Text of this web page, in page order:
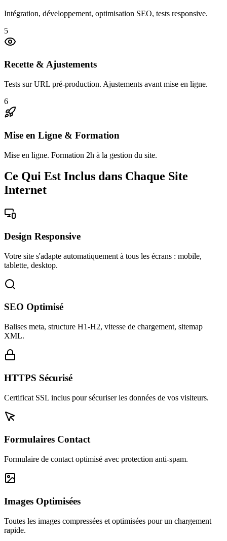
Intégration, développement, optimisation SEO, tests responsive.
5
Recette & Ajustements
Tests sur URL pré-production. Ajustements avant mise en ligne.
6
Mise en Ligne & Formation
Mise en ligne. Formation 2h à la gestion du site.
Ce Qui Est Inclus dans Chaque Site
Internet
Design Responsive
Votre site s'adapte automatiquement à tous les écrans : mobile,
tablette, desktop.
SEO Optimisé
Balises meta, structure H1-H2, vitesse de chargement, sitemap
XML.
HTTPS Sécurisé
Certificat SSL inclus pour sécuriser les données de vos visiteurs.
Formulaires Contact
Formulaire de contact optimisé avec protection anti-spam.
Images Optimisées
Toutes les images compressées et optimisées pour un chargement
rapide.